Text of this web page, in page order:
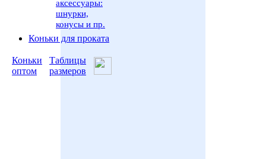
аксессуары:
шнурки,
конусы и пр.
Коньки для проката
Коньки
оптом
Таблицы
размеров